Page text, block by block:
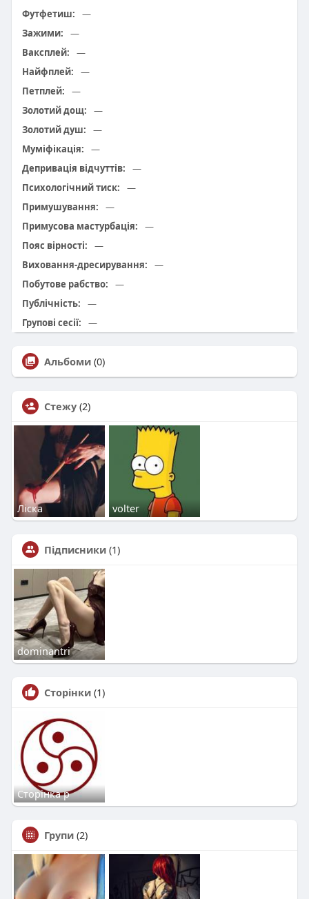
Футфетиш:
—
Зажими:
—
Ваксплей:
—
Найфплей:
—
Петплей:
—
Золотий дощ:
—
Золотий душ:
—
Муміфікація:
—
Депривація відчуттів:
—
Психологічний тиск:
—
Примушування:
—
Примусова мастурбація:
—
Пояс вірності:
—
Виховання-дресирування:
—
Побутове рабство:
—
Публічність:
—
Групові сесії:
—
Альбоми (0)
Стежу (2)
Ліска volter
Підписники (1)
dominantri
Сторінки (1)
Сторінка р
Групи (2)